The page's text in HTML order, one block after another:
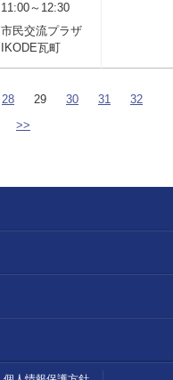
11:00～12:30
市民交流プラザ
IKODE瓦町
28 29 30 31
32
>>